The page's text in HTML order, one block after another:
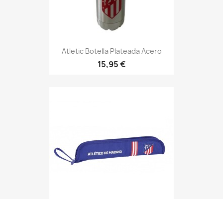
Atletic Botella Plateada Acero
15,95 €